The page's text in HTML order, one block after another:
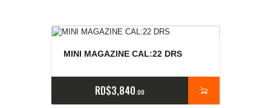
MINI MAGAZINE CAL:22 DRS
RD$3,840 00